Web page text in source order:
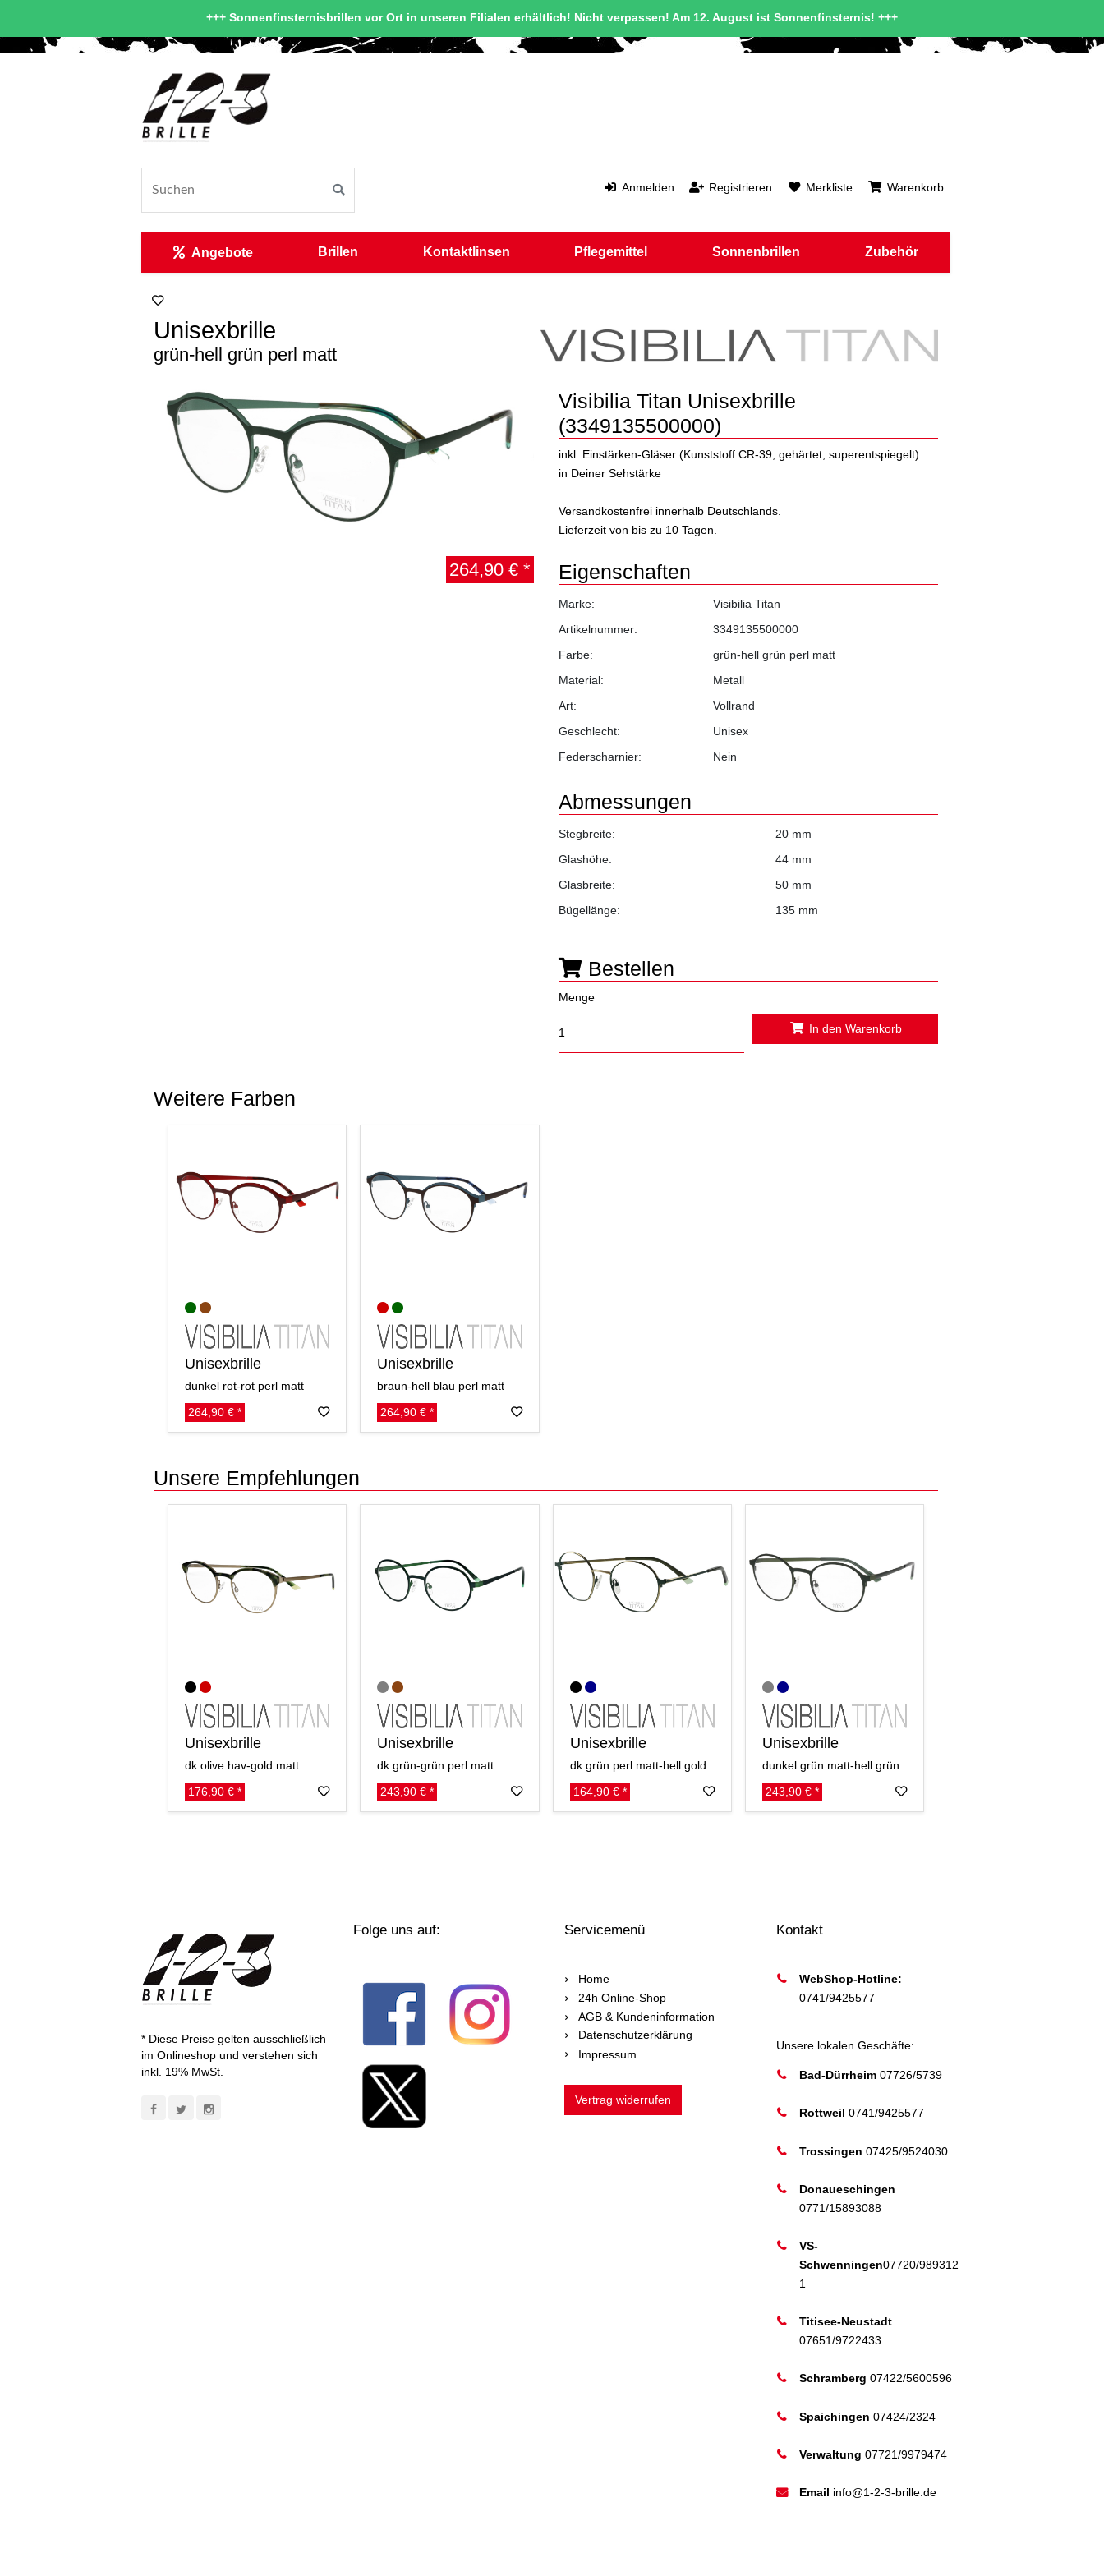
+++ Sonnenfinsternisbrillen vor Ort in unseren Filialen erhältlich! Nicht verpassen! Am 12. August ist Sonnenfinsternis! +++
Anmelden Registrieren Merkliste Warenkorb
Angebote Brillen Kontaktlinsen Pflegemittel Sonnenbrillen Zubehör
Unisexbrille
grün-hell grün perl matt
264,90 € *
Visibilia Titan Unisexbrille
(3349135500000)
inkl. Einstärken-Gläser (Kunststoff CR-39, gehärtet, superentspiegelt)
in Deiner Sehstärke
Versandkostenfrei innerhalb Deutschlands.
Lieferzeit von bis zu 10 Tagen.
Eigenschaften
Marke:
Visibilia Titan
Artikelnummer:
3349135500000
Farbe:
grün-hell grün perl matt
Material:
Metall
Art:
Vollrand
Geschlecht:
Unisex
Federscharnier:
Nein
Abmessungen
Stegbreite:
20 mm
Glashöhe:
44 mm
Glasbreite:
50 mm
Bügellänge:
135 mm
Bestellen
Menge
In den Warenkorb
Weitere Farben
Unisexbrille
dunkel rot-rot perl matt
264,90 € *
Unisexbrille
braun-hell blau perl matt
264,90 € *
Unsere Empfehlungen
Unisexbrille
dk olive hav-gold matt
176,90 € *
Unisexbrille
dk grün-grün perl matt
243,90 € *
Unisexbrille
dk grün perl matt-hell gold
164,90 € *
Unisexbrille
dunkel grün matt-hell grün
243,90 € *
* Diese Preise gelten ausschließlich
im Onlineshop und verstehen sich
inkl. 19% MwSt.
Folge uns auf: Servicemenü
Home
24h Online-Shop
AGB & Kundeninformation
Datenschutzerklärung
Impressum
Vertrag widerrufen
Kontakt
WebShop-Hotline:
0741/9425577
Unsere lokalen Geschäfte:
Bad-Dürrheim 07726/5739
Rottweil 0741/9425577
Trossingen 07425/9524030
Donaueschingen
0771/15893088
VS-
Schwenningen07720/989312
1
Titisee-Neustadt
07651/9722433
Schramberg 07422/5600596
Spaichingen 07424/2324
Verwaltung 07721/9979474
Email info@1-2-3-brille.de